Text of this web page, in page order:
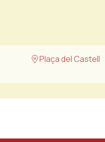
Plaça del Castell